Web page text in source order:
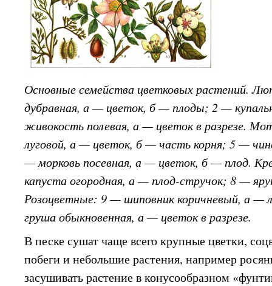
Основные семейства цветковых растений.
дубравная, а — цветок, б — плоды; 2 —
живокость полевая, а — цветок в разрезе.
луговой, а — цветок, б — часть корня; 5 —
— морковь посевная, а — цветок, б — плод.
капуста огородная, а — плод-стручок; 8 —
Розоцветные: 9 — шиповник коричневый, а
груша обыкновенная, а — цветок в разрезе.
В песке сушат чаще всего крупные цветки,
побеги и небольшие растения, например
засушивать растение в конусообразном